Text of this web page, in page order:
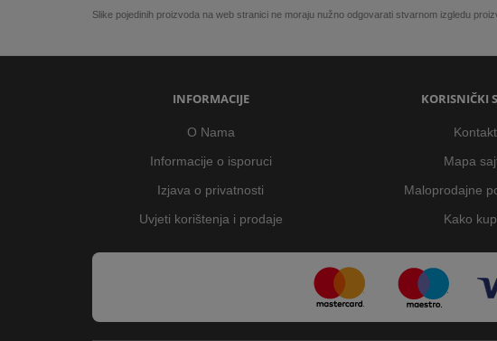
Slike pojedinih proizvoda na web stranici ne moraju nužno odgovarati stvarnom izgledu
INFORMACIJE
O Nama
Informacije o isporuci
Izjava o privatnosti
Uvjeti korištenja i prodaje
KORISNIČKI
Kontakt
Mapa
Maloprodajne
Kako